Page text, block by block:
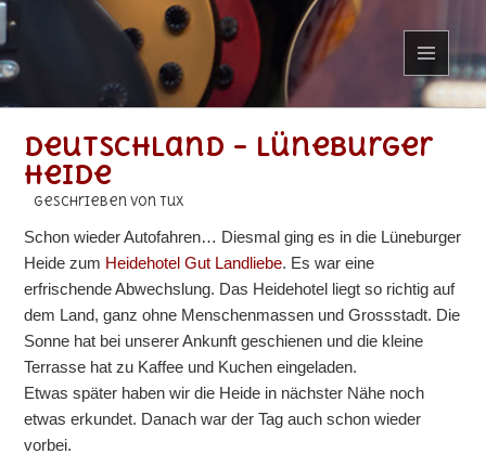
MENÜ
UND
Deutschland – Lüneburger
Heide
geschrieben von Tux
Schon wieder Autofahren… Diesmal ging es in die Lüneburger
Heide zum Heidehotel Gut Landliebe. Es war eine
erfrischende Abwechslung. Das Heidehotel liegt so richtig auf
dem Land, ganz ohne Menschenmassen und Grossstadt. Die
Sonne hat bei unserer Ankunft geschienen und die kleine
Terrasse hat zu Kaffee und Kuchen eingeladen.
Etwas später haben wir die Heide in nächster Nähe noch
etwas erkundet. Danach war der Tag auch schon wieder
vorbei.